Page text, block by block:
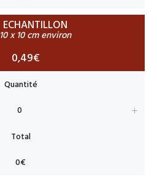
ECHANTILLON
10 x 10 cm environ
0,49€